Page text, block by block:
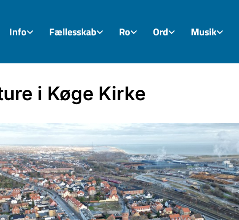
Info Fællesskab Ro Ord Musik
i Køge Kirke